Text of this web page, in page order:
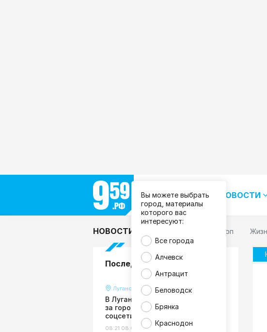
Все города
Вы можете выбрать
город, материалы
которого вас
интересуют:
Все города
Алчевск
Антрацит
Беловодск
Брянка
Краснодон
НОВОСТИ
НОВОСТИ Гороскоп
Последние новости
Луганск
В Луганске прогремел взрыв,
за городом видны клубы дыма -
соцсети
08:21 08.08.26 Происшествия